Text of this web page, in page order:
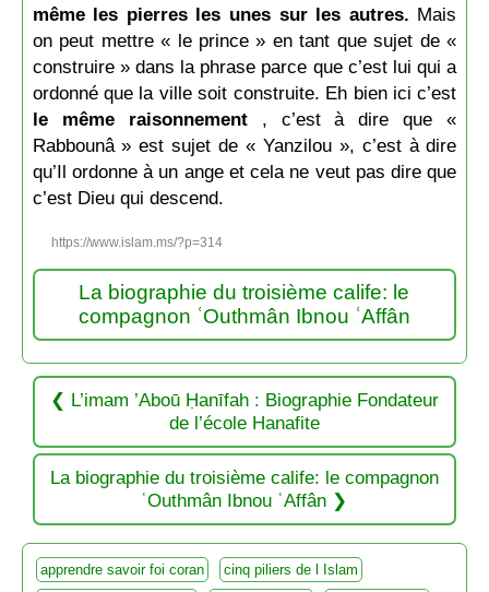
même les pierres les unes sur les autres. Mais
on peut mettre « le prince » en tant que sujet de «
construire » dans la phrase parce que c’est lui qui a
ordonné que la ville soit construite. Eh bien ici c’est
le même raisonnement , c’est à dire que «
Rabbounâ » est sujet de « Yanzilou », c’est à dire
qu’Il ordonne à un ange et cela ne veut pas dire que
c’est Dieu qui descend.
https://www.islam.ms/?p=314
La biographie du troisième calife: le
compagnon ʿOuthmân Ibnou ʿAffân
L’imam ’Aboū Ḥanīfah : Biographie Fondateur
de l’école Hanafite
La biographie du troisième calife: le compagnon
ʿOuthmân Ibnou ʿAffân
apprendre savoir foi coran
cinq piliers de l Islam